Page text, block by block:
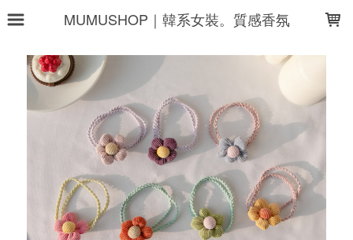
MUMUSHOP｜韓系女裝。質感香氛